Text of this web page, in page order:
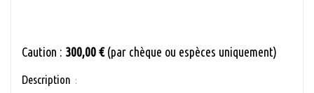
Caution : 300,00 €(par chèque ou espèces uniquement)
Description :